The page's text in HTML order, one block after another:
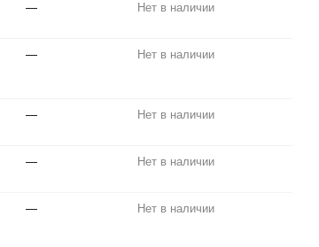
— Нет в наличии
— Нет в наличии
— Нет в наличии
— Нет в наличии
— Нет в наличии